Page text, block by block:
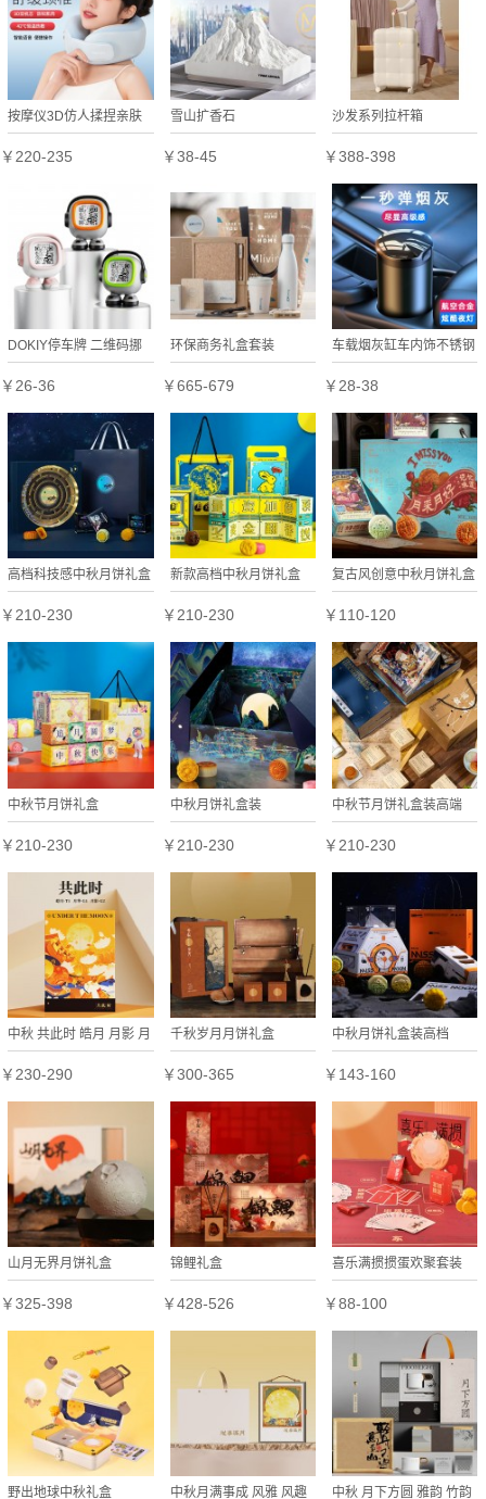
按摩仪3D仿人揉捏亲肤
莱卡面料新款智能语音多
￥220-235
雪山扩香石
￥38-45
沙发系列拉杆箱
￥388-398
DOKIY停车牌 二维码挪
车号码牌虚拟电话停车卡
保护隐私安全移车卡
￥26-36
环保商务礼盒套装
￥665-679
车载烟灰缸车内饰不锈钢
创意夜灯不掉灰汽车用品
带盖除味神器
￥28-38
高档科技感中秋月饼礼盒
￥210-230
新款高档中秋月饼礼盒
￥210-230
复古风创意中秋月饼礼盒
￥110-120
中秋节月饼礼盒
￥210-230
中秋月饼礼盒装
￥210-230
中秋节月饼礼盒装高端
￥210-230
中秋 共此时 皓月 月影 月
华礼盒
￥230-290
千秋岁月月饼礼盒
￥300-365
中秋月饼礼盒装高档
￥143-160
山月无界月饼礼盒
￥325-398
锦鲤礼盒
￥428-526
喜乐满掼掼蛋欢聚套装
￥88-100
野出地球中秋礼盒 中秋月满事成 风雅 风趣 中秋 月下方圆 雅韵 竹韵